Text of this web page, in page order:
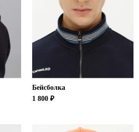
Бейсболка
1 800 ₽